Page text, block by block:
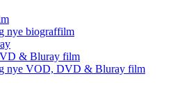
nye biograffilm
& Bluray film
nye VOD, DVD & Bluray film